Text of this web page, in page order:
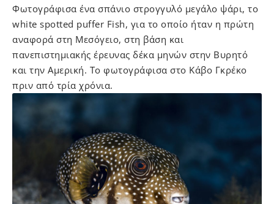
Φωτογράφισα ένα σπάνιο στρογγυλό μεγάλο ψάρι, το
white spotted puffer Fish, για το οποίο ήταν η πρώτη
αναφορά στη Μεσόγειο, στη βάση και
πανεπιστημιακής έρευνας δέκα μηνών στην Βυρητό
και την Αμερική. Το φωτογράφισα στο Κάβο Γκρέκο
πριν από τρία χρόνια.